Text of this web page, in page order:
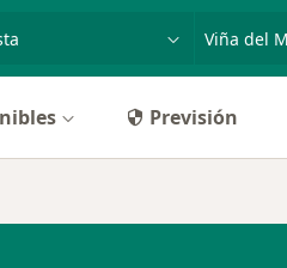
Previsión